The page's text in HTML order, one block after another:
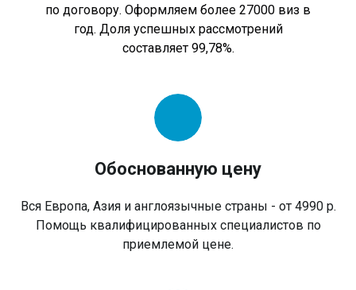
по договору. Оформляем более 27000 виз в
год. Доля успешных рассмотрений
составляет 99,78%.
Обоснованную цену
Вся Европа, Азия и англоязычные страны - от 4990 р.
Помощь квалифицированных специалистов по
приемлемой цене.